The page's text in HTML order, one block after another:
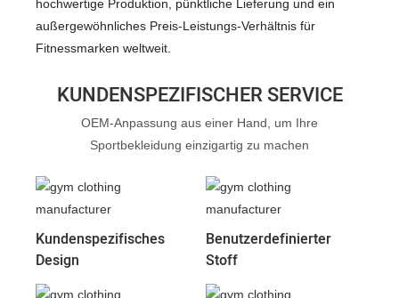
hochwertige Produktion, pünktliche Lieferung und ein
außergewöhnliches Preis-Leistungs-Verhältnis für
Fitnessmarken weltweit.
KUNDENSPEZIFISCHER SERVICE
OEM-Anpassung aus einer Hand, um Ihre
Sportbekleidung einzigartig zu machen
Kundenspezifisches
Design
Benutzerdefinierter
Stoff